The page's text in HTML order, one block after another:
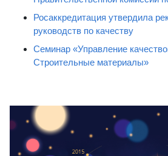
Росаккредитация утвердила
руководств по качеству
Семинар «Управление
Строительные материалы»